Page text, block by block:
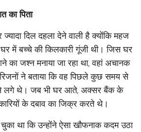
का पिता
दिल दहला देने वाली है क्योंकि महज
में बच्चे की किलकारी गूंजी थी। जिस घर
का जश्न मनाया जा रहा था, वहां अचानक
ने बताया कि वह पिछले कुछ समय से
लगे थे। जब भी घर आते, अक्सर बैंक के
के दबाव का जिक्र करते थे।
चुका था कि उन्होंने ऐसा खौफनाक कदम उठा